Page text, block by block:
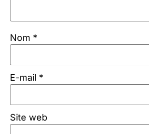
Nom *
E-mail *
Site web